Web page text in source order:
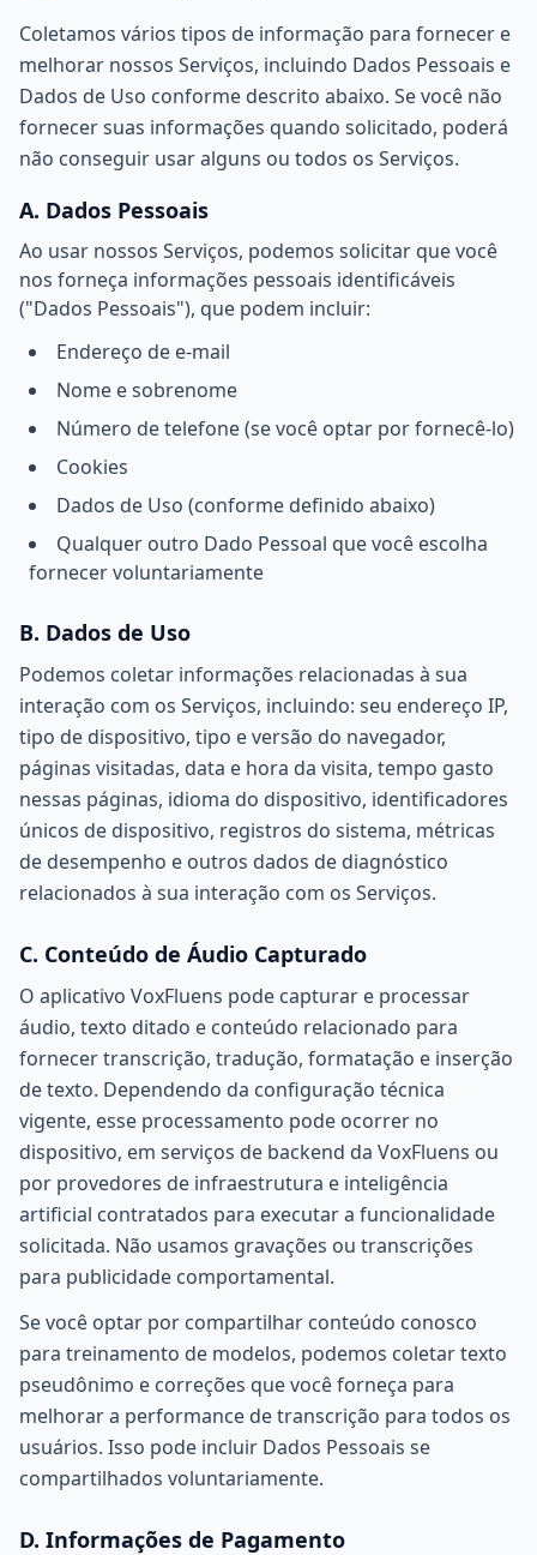
Coletamos vários tipos de informação para fornecer e
melhorar nossos Serviços, incluindo Dados Pessoais e
Dados de Uso conforme descrito abaixo. Se você não
fornecer suas informações quando solicitado, poderá
não conseguir usar alguns ou todos os Serviços.
A. Dados Pessoais
Ao usar nossos Serviços, podemos solicitar que você
nos forneça informações pessoais identificáveis
("Dados Pessoais"), que podem incluir:
Endereço de e-mail
Nome e sobrenome
Número de telefone (se você optar por fornecê-lo)
Cookies
Dados de Uso (conforme definido abaixo)
Qualquer outro Dado Pessoal que você escolha
fornecer voluntariamente
B. Dados de Uso
Podemos coletar informações relacionadas à sua
interação com os Serviços, incluindo: seu endereço IP,
tipo de dispositivo, tipo e versão do navegador,
páginas visitadas, data e hora da visita, tempo gasto
nessas páginas, idioma do dispositivo, identificadores
únicos de dispositivo, registros do sistema, métricas
de desempenho e outros dados de diagnóstico
relacionados à sua interação com os Serviços.
C. Conteúdo de Áudio Capturado
O aplicativo VoxFluens pode capturar e processar
áudio, texto ditado e conteúdo relacionado para
fornecer transcrição, tradução, formatação e inserção
de texto. Dependendo da configuração técnica
vigente, esse processamento pode ocorrer no
dispositivo, em serviços de backend da VoxFluens ou
por provedores de infraestrutura e inteligência
artificial contratados para executar a funcionalidade
solicitada. Não usamos gravações ou transcrições
para publicidade comportamental.
Se você optar por compartilhar conteúdo conosco
para treinamento de modelos, podemos coletar texto
pseudônimo e correções que você forneça para
melhorar a performance de transcrição para todos os
usuários. Isso pode incluir Dados Pessoais se
compartilhados voluntariamente.
D. Informações de Pagamento